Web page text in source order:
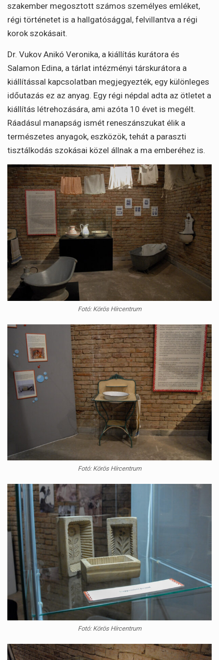
szakember megosztott számos személyes emléket,
régi történetet is a hallgatósággal, felvillantva a régi
korok szokásait.
Dr. Vukov Anikó Veronika, a kiállítás kurátora és
Salamon Edina, a tárlat intézményi társkurátora a
kiállítással kapcsolatban megjegyezték, egy különleges
időutazás ez az anyag. Egy régi népdal adta az ötletet a
kiállítás létrehozására, ami azóta 10 évet is megélt.
Ráadásul manapság ismét reneszánszukat élik a
természetes anyagok, eszközök, tehát a paraszti
tisztálkodás szokásai közel állnak a ma emberéhez is.
Fotó: Körös Hírcentrum
Fotó: Körös Hírcentrum
Fotó: Körös Hírcentrum